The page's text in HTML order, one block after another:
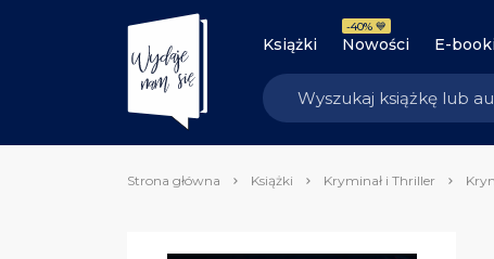
Książki Nowości
-40% 💙
E-
Strona główna Książki Kryminał i Thriller